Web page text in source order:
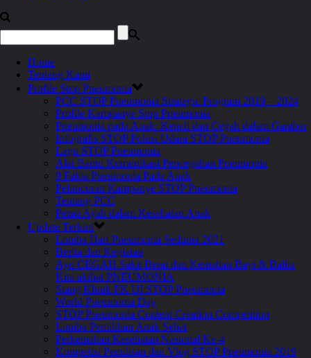
Home
Tentang Kami
Profile Stop Pneumonia
PCC STOP Pneumonia Strategic Program 2019 – 2024
Profile Kampanye Stop Pneumonia
Pneumonia pada Anak: Kenali dan Cegah dalam Gambar
Infografis STOP Polusi Udara STOP Pneumonia
Lagu STOP Pneumonia
Alat Bantu Komunikasi Pencegahan Pneumonia
9 Fakta Pneumonia Pada Anak
Peluncuran Kampanye STOP Pneumonia
Tentang PCC
Peran Ayah dalam Kesehatan Anak
Update Terkini
Lomba Hari Pneumonia Sedunia 2021
Berita dan Kegiatan
Ayo CEGAH Sakit Berat dan Kematian Bayi & Balita
Kita akibat PNEUMONIA
Siang Klinik FK UI STOP Pneumonia
World Pneumonia Day
STOP Pneumonia Content Creation Competition
Lomba Pemilihan Anak Sehat
Perkemahan Kesehatan Nasional Ke-4
Kompetisi Penulisan dan Vlog STOP Pneumonia 2019